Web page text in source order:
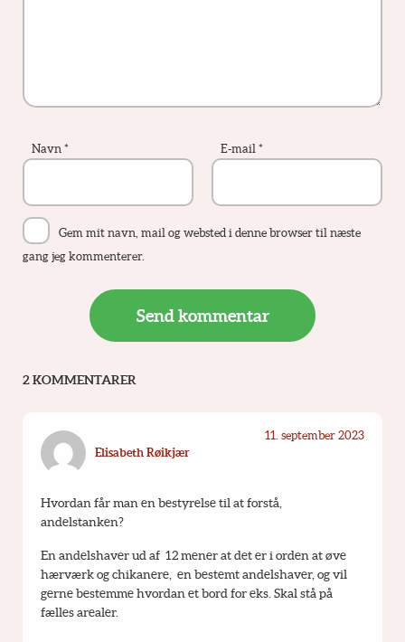
Navn * E-mail *
Gem mit navn, mail og websted i denne browser til næste
gang jeg kommenterer.
2 KOMMENTARER
Elisabeth Røikjær
11. september 2023
Hvordan får man en bestyrelse til at forstå,
andelstanken?
En andelshaver ud af  12 mener at det er i orden at øve
hærværk og chikanere,  en bestemt andelshaver, og vil
gerne bestemme hvordan et bord for eks. Skal stå på
fælles arealer.